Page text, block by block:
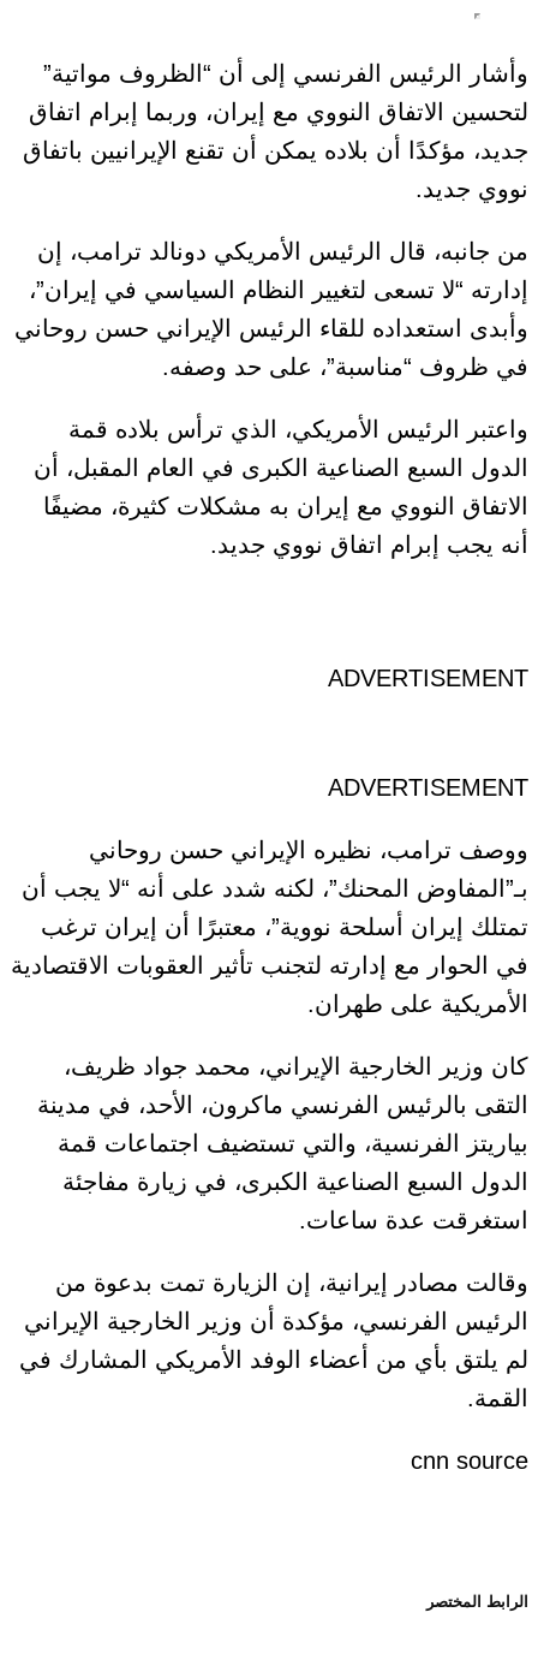
وأشار الرئيس الفرنسي إلى أن “الظروف مواتية”
لتحسين الاتفاق النووي مع إيران، وربما إبرام اتفاق
جديد، مؤكدًا أن بلاده يمكن أن تقنع الإيرانيين باتفاق
نووي جديد.
من جانبه، قال الرئيس الأمريكي دونالد ترامب، إن
إدارته “لا تسعى لتغيير النظام السياسي في إيران”،
وأبدى استعداده للقاء الرئيس الإيراني حسن روحاني
في ظروف “مناسبة”، على حد وصفه.
واعتبر الرئيس الأمريكي، الذي ترأس بلاده قمة
الدول السبع الصناعية الكبرى في العام المقبل، أن
الاتفاق النووي مع إيران به مشكلات كثيرة، مضيفًا
أنه يجب إبرام اتفاق نووي جديد.
ADVERTISEMENT
ADVERTISEMENT
ووصف ترامب، نظيره الإيراني حسن روحاني
بـ”المفاوض المحنك”، لكنه شدد على أنه “لا يجب أن
تمتلك إيران أسلحة نووية”، معتبرًا أن إيران ترغب
في الحوار مع إدارته لتجنب تأثير العقوبات الاقتصادية
الأمريكية على طهران.
كان وزير الخارجية الإيراني، محمد جواد ظريف،
التقى بالرئيس الفرنسي ماكرون، الأحد، في مدينة
بياريتز الفرنسية، والتي تستضيف اجتماعات قمة
الدول السبع الصناعية الكبرى، في زيارة مفاجئة
استغرقت عدة ساعات.
وقالت مصادر إيرانية، إن الزيارة تمت بدعوة من
الرئيس الفرنسي، مؤكدة أن وزير الخارجية الإيراني
لم يلتق بأي من أعضاء الوفد الأمريكي المشارك في
القمة.
cnn source
الرابط المختصر